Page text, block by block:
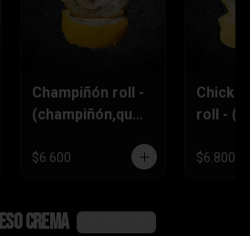
Champiñón roll -
(champiñón,ques
$6.600
roll -
piñón)
$6.800
crema